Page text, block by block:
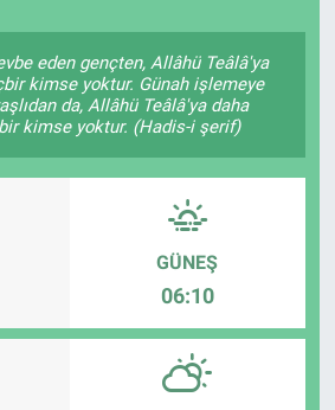
eden gençten, Allâhü Teâlâ'ya
kimse yoktur. Günah işlemeye
da, Allâhü Teâlâ'ya daha
kimse yoktur. (Hadis-i şerif)
GÜNEŞ
06:10